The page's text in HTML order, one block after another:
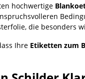
hochwertige
die besonders
Ihre Etiketten zum